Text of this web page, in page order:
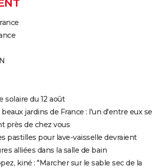
solaire du 12 août
jardins de France : l'un d'entre eux se
près de chez vous
pastilles pour lave-vaisselle devraient
alliées dans la salle de bain
kiné : "Marcher sur le sable sec de la